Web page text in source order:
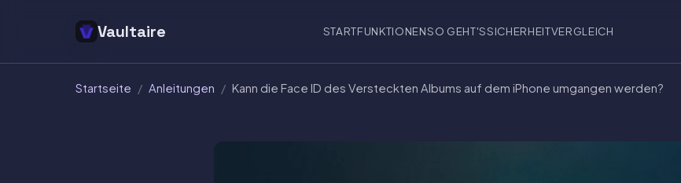
Vaultaire STARTFUNKTIONENSO GEHT'SSICHERHEITVERGLEICH
Startseite / Anleitungen / Kann die Face ID des Versteckten Albums auf dem iPhone umgangen werden?